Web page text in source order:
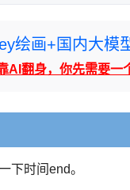
绘画+国内大模
AI翻身，你先需要一
下时间end。